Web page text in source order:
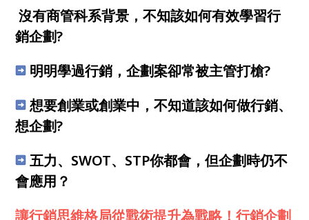
沒有商管科系背景，不知該如何有效學習行
銷企劃?
明明學過行銷，企劃案卻常被主管打槍?
想要創業或創業中，不知道該如何做行銷、
想企劃?
五力、SWOT、STP你都會，但企劃時仍不
會應用？
讓行銷思維格局從戰術提升為戰略！行銷企劃